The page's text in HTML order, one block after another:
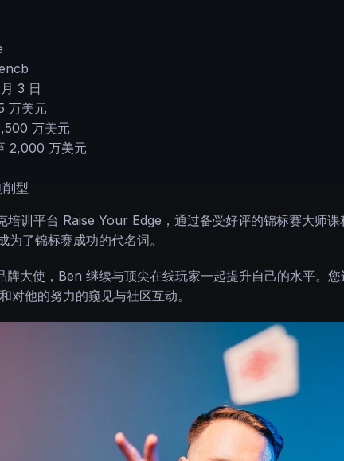
3 日
万美元
万美元
2,000 万美元
型
培训平台 Raise Your Edge，通过备受好评的锦标赛大师
了锦标赛成功的代名词。
大使，Ben 继续与顶尖在线玩家一起提升自己的水平。
对他的努力的窥见与社区互动。